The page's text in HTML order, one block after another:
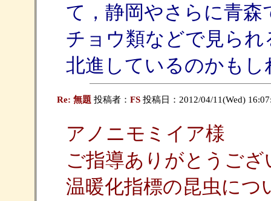
て，静岡やさらに青
チョウ類などで見ら
北進しているのかもし
Re: 無題 投稿者： FS投稿日：2012/04/11(Wed)
アノニモミイア様
ご指導ありがとうござ
温暖化指標の昆虫に